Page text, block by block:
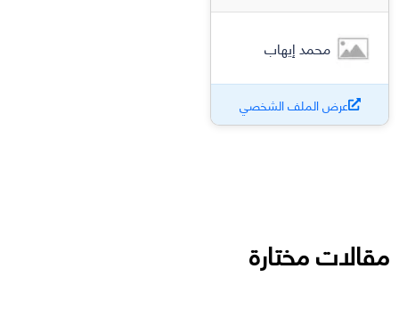
محمد إيهاب
عرض الملف الشخصي
مقالات مختارة